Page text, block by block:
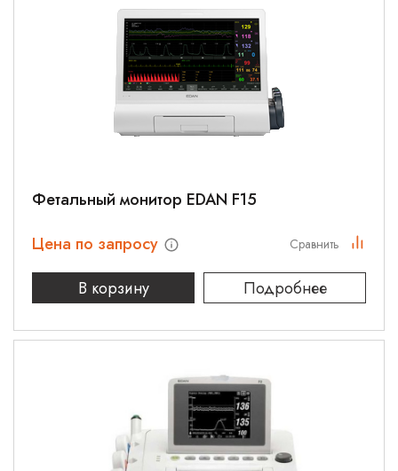
Фетальный монитор EDAN F15
Цена по запросу
В корзину
Подробнее
Сравнить